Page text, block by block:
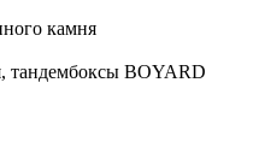
камня
BOYARD